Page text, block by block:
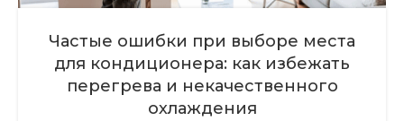
Частые ошибки при выборе места
для кондиционера: как избежать
перегрева и некачественного
охлаждения